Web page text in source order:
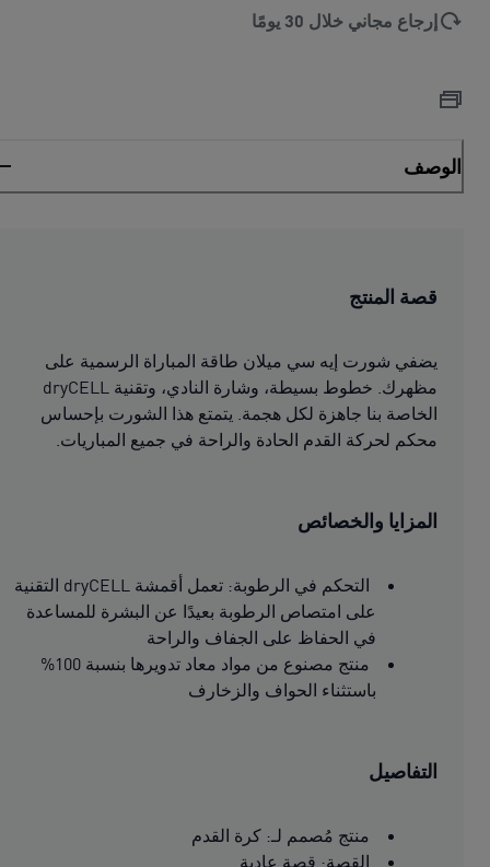
إرجاع مجاني خلال 30 يومًا
الوصف
قصة المنتج
يضفي شورت إيه سي ميلان طاقة المباراة الرسمية على
مظهرك. خطوط بسيطة، وشارة النادي، وتقنية dryCELL
الخاصة بنا جاهزة لكل هجمة. يتمتع هذا الشورت بإحساس
محكم لحركة القدم الحادة والراحة في جميع المباريات.
المزايا والخصائص
التحكم في الرطوبة: تعمل أقمشة dryCELL التقنية
على امتصاص الرطوبة بعيدًا عن البشرة للمساعدة
في الحفاظ على الجفاف والراحة
منتج مصنوع من مواد معاد تدويرها بنسبة 100%
باستثناء الحواف والزخارف
التفاصيل
منتج مُصمم لـ: كرة القدم
القصة: قصة عادية